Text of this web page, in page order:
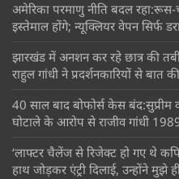
अमेरिका परमाणु नीति बदल
इस्तेमाल होंगे; न्यूक्लियर वेपन सिर्फ
झारखंड में अनशन कर रहे छात्र की
राहुल गांधी ने प्रदर्शनकारियों से
40 साल बाद बोफोर्स केस बंद:सुप्रीम
घोटाले के आरोप से राजीव गांधी
‘लाफ्टर चैलेंज से रिजेक्ट हो गए थे
हाथ जोड़कर एंट्री दिलाई, उन्होंने मुझे